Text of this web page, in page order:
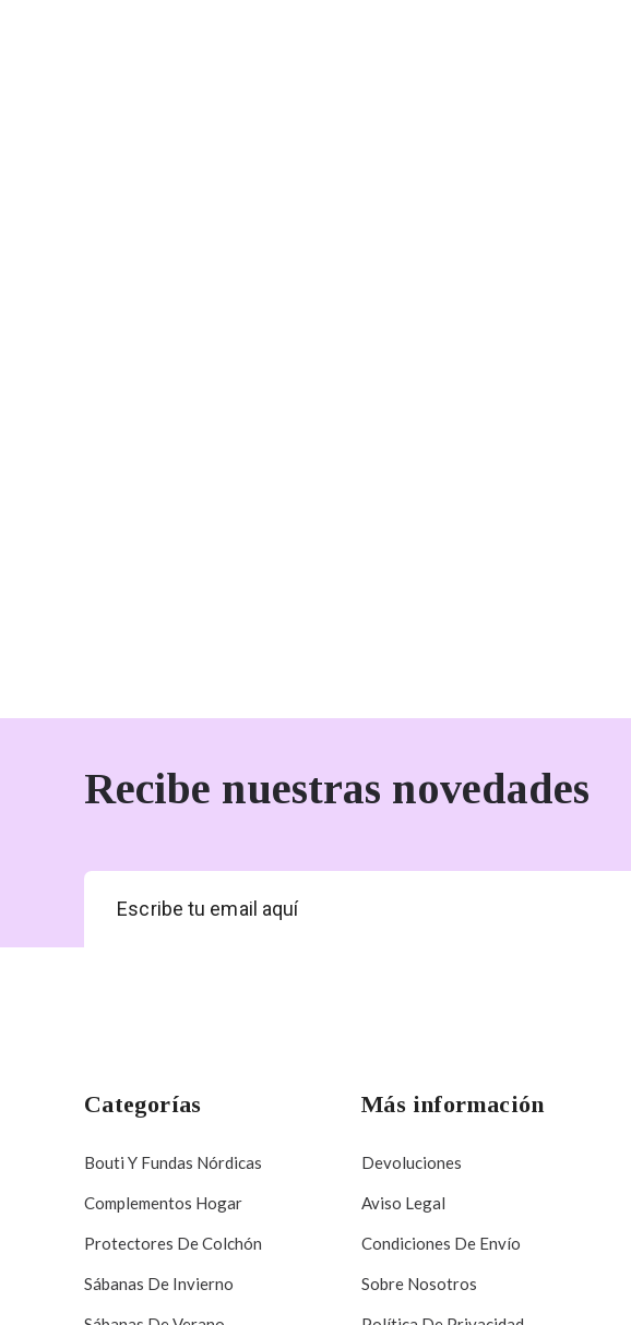
Recibe nuestras novedades
Categorías
Bouti Y Fundas Nórdicas
Complementos Hogar
Protectores De Colchón
Sábanas De Invierno
Más información
Devoluciones
Aviso Legal
Condiciones De Envío
Sobre Nosotros